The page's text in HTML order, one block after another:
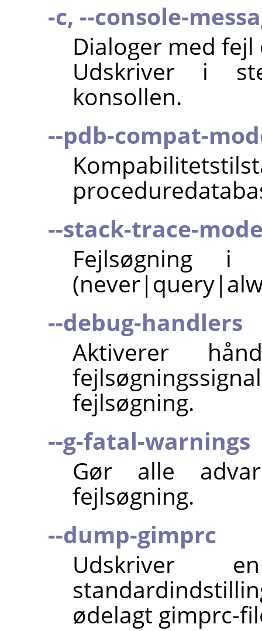
-c, --console-
Dialoger med
Udskriver i
konsollen.
--pdb-compat-
--stack-trace-
Fejlsøgning
--debug-handlers
Aktiverer
fejlsøgning.
--g-fatal-warnings
Gør alle
fejlsøgning.
--dump-gimprc
Udskriver
ødelagt gimprc-